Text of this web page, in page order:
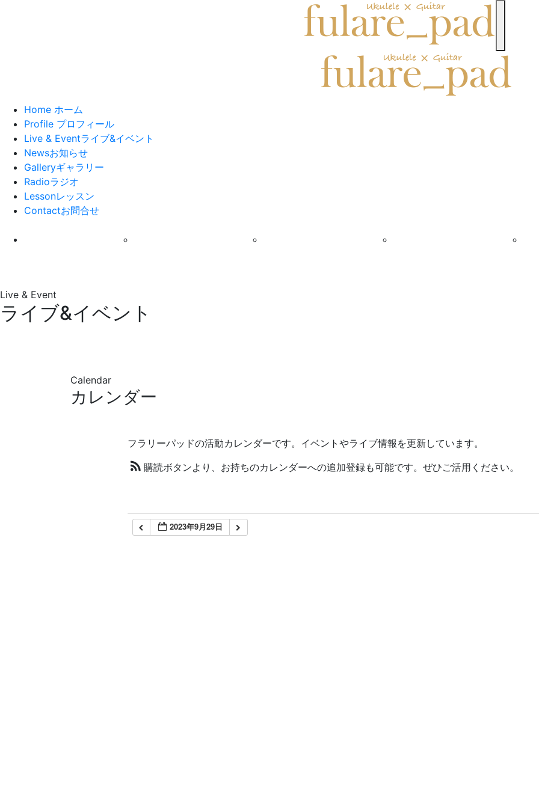
Home ホーム
Profile プロフィール
Live & Eventライブ&イベント
Newsお知らせ
Galleryギャラリー
Radioラジオ
Lessonレッスン
Contactお問合せ
Live & Event
ライブ&イベント
Calendar
カレンダー
フラリーパッドの活動カレンダーです。イベントやライブ情報を更新しています。
購読ボタンより、お持ちのカレンダーへの追加登録も可能です。ぜひご活用ください。
2023年9月29日